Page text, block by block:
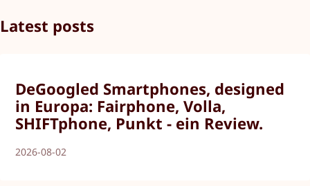
Latest posts
DeGoogled Smartphones, designed
in Europa: Fairphone, Volla,
SHIFTphone, Punkt - ein Review.
2026-08-02